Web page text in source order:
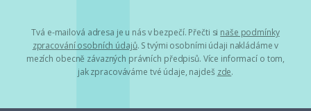
Tvá e-mailová adresa je u nás v bezpečí. Přečti si naše podmínky
zpracování osobních údajů. S tvými osobními údaji nakládáme v
mezích obecně závazných právních předpisů. Více informací o tom,
jak zpracováváme tvé údaje, najdeš zde.